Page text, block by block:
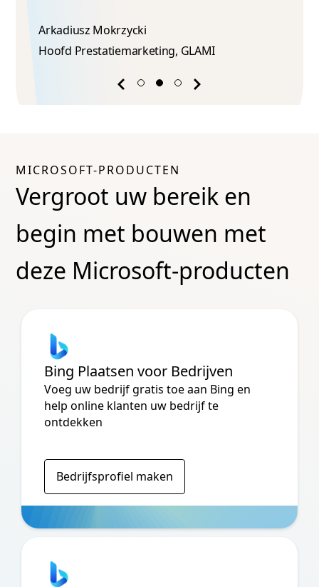
Previous
Arkadiusz Mokrzycki
Hoofd Prestatiemarketing, GLAMI
MICROSOFT-PRODUCTEN
Vergroot uw bereik en
begin met bouwen met
deze Microsoft-producten
Bing Plaatsen voor Bedrijven
Voeg uw bedrijf gratis toe aan Bing en
help online klanten uw bedrijf te
ontdekken
Bedrijfsprofiel maken